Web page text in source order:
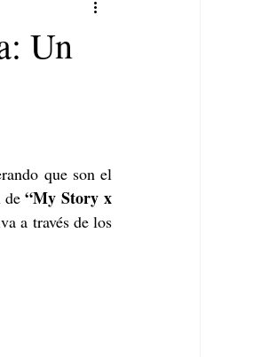
Un
que son el
de “My Story x
a través de los